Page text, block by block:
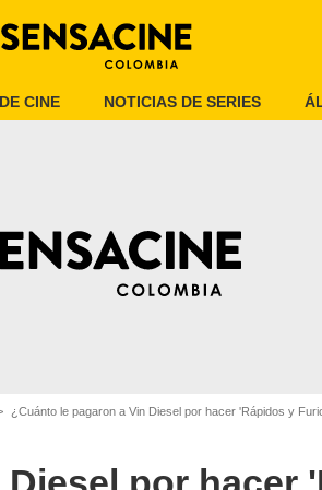
CINE NOTICIAS DE SERIES
¿Cuánto le pagaron a Vin Diesel por hacer 'Rápidos y